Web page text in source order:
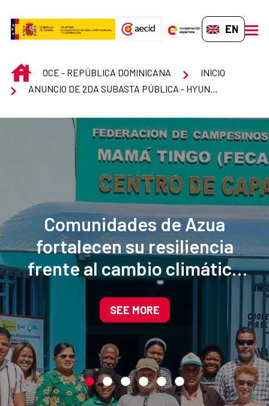
EN-GB
INICIOOCE - REPÚBLICA DOMINICANA
INICIO
Comunidades de Azua
fortalecen su resiliencia
frente al cambio climático
mediante la agroecología y
la gestión sostenible del
agua
SEE MORE